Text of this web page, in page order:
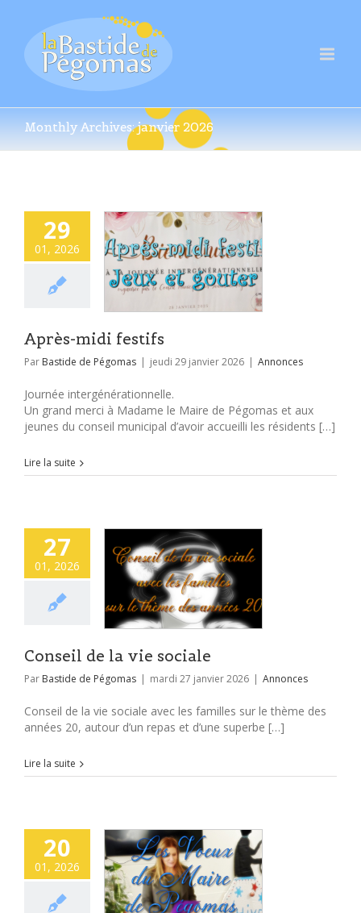
Monthly Archives:janvier 2026
29
01, 2026
Après-midi festifs
Par Bastide de Pégomas | jeudi 29 janvier 2026 | Annonces
Journée intergénérationnelle.
Un grand merci à Madame le Maire de Pégomas et aux
jeunes du conseil municipal d’avoir accueilli les résidents […]
Lire la suite
27
01, 2026
Conseil de la vie sociale
Par Bastide de Pégomas | mardi 27 janvier 2026 | Annonces
Conseil de la vie sociale avec les familles sur le thème des
années 20, autour d’un repas et d’une superbe […]
Lire la suite
20
01, 2026